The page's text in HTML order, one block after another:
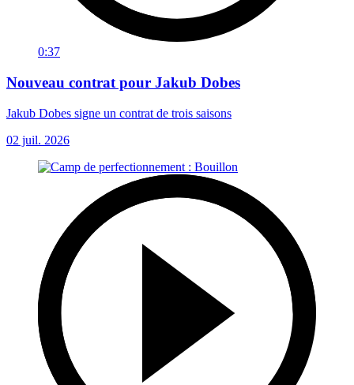
0:37
Nouveau contrat pour Jakub Dobes
Jakub Dobes signe un contrat de trois saisons
02 juil. 2026